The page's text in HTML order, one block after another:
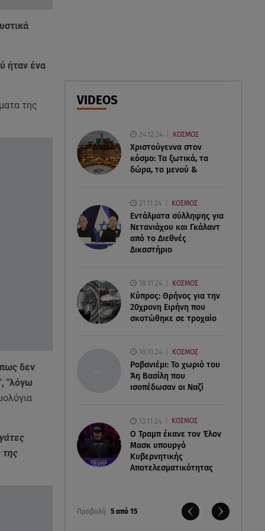
κούραση του χειμώνα»
06.08.26 , 20:04
Σαμοθράκη: Συγκλονιστική
διάσωση 15χρονης από
δύσβατο φαράγγι
VIDEOS
24.12.24 ΚΟΣΜΟΣ
Χριστούγεννα στον
κόσμο: Tα ξωτικά, τα
δώρα, το μενού &
21.11.24 ΚΟΣΜΟΣ
Εντάλματα σύλληψης για
Νετανιάχου και Γκάλαντ
από το Διεθνές
Δικαστήριο
18.11.24 ΚΟΣΜΟΣ
Κύπρος: Θρήνος για την
20χρονη Ειρήνη που
σκοτώθηκε σε τροχαίο
18.11.24 ΚΟΣΜΟΣ
Ροβανιέμι: Το χωριό του
Άη Βασίλη που
ισοπέδωσαν οι Ναζί
13.11.24 ΚΟΣΜΟΣ
O Τραμπ έκανε τον Έλον
Μασκ υπουργό
Κυβερνητικής
Αποτελεσματικότητας
Προβολή 5 από 15
ήταν ένα
της
δεν
"λόγω
της